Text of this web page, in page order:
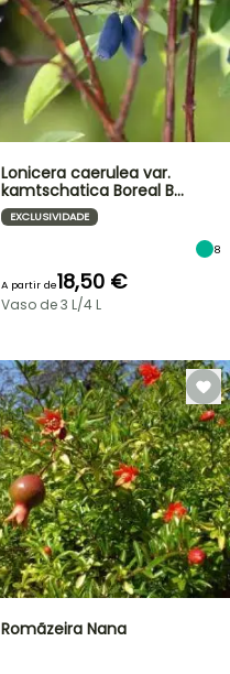
Lonicera caerulea var.
kamtschatica Boreal B…
EXCLUSIVIDADE
8
A partir de18,50 €
Vaso de 3 L/4 L
Romãzeira Nana